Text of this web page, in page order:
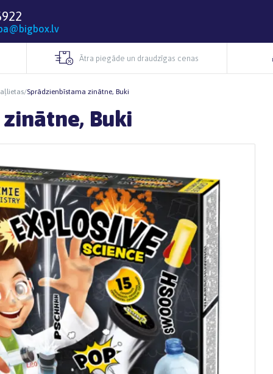
Ātra piegāde un draudzīgas cenas
/Sprādzienbīstama zinātne, Buki
Buki